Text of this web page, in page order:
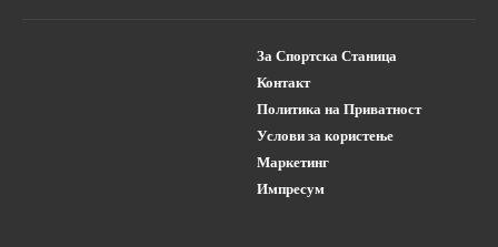
За Спортска Станица
Контакт
Политика на Приватност
Услови за користење
Маркетинг
Импресум